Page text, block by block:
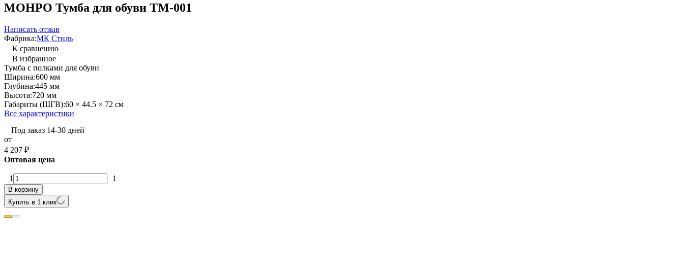
МОНРО Тумба для обуви ТМ-001
Написать отзыв
Фабрика:МК Стиль
К сравнению
В избранное
Тумба с полками для обуви
Ширина:600 мм
Глубина:445 мм
Высота:720 мм
Габариты (ШГВ):60 × 44.5 × 72 см
Все характеристики
Под заказ 14-30 дней
от
4 207 ₽
Оптовая цена
1 1
В корзину
Купить в 1 клик